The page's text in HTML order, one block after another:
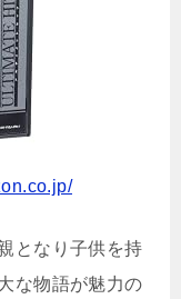
となり子供を持
な物語が魅力の